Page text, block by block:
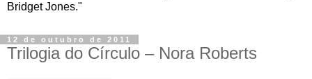
Bridget Jones."
12 de outubro de 2011
Trilogia do Círculo – Nora Roberts